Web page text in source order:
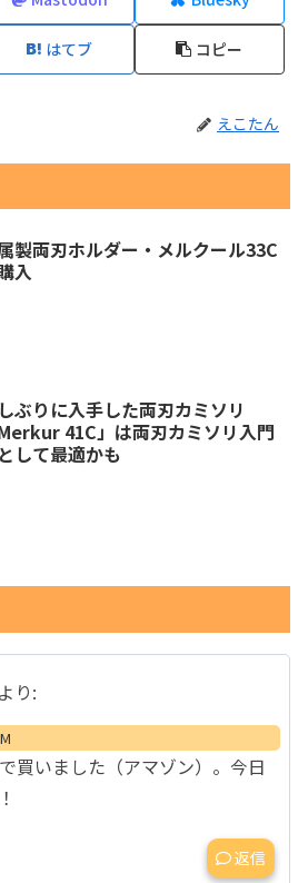
はてブ コピー
えこたん
製両刃ホルダー・メルクール33C
入
ぶりに入手した両刃カミソリ
Merkur 41C」は両刃カミソリ入門
して最適かも
より:
買いました（アマゾン）。今日
返信